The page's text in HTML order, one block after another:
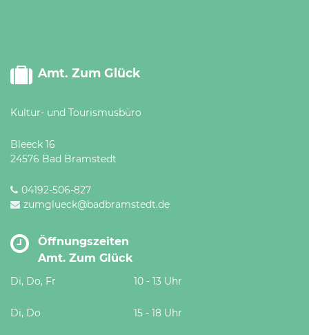
Amt. Zum Glück
Kultur- und Tourismusbüro
Bleeck 16
24576 Bad Bramstedt
04192-506-827
zumglueck@badbramstedt.de
Öffnungszeiten
Amt. Zum Glück
Di, Do, Fr 10 - 13 Uhr
Di, Do 15 - 18 Uhr